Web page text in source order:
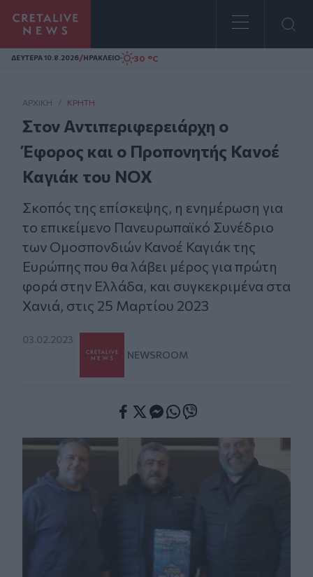
Homepage
ΔΕΥΤΕΡΑ 10.8.2026/ΗΡΑΚΛΕΙΟ 30 °C
ΑΡΧΙΚΗ / ΚΡΉΤΗ
Στον Αντιπεριφερειάρχη ο
Έφορος και ο Προπονητής Κανοέ
Καγιάκ του ΝΟΧ
Σκοπός της επίσκεψης, η ενημέρωση για
το επικείμενο Πανευρωπαϊκό Συνέδριο
των Ομοσπονδιών Κανοέ Καγιάκ της
Ευρώπης που θα λάβει μέρος για πρώτη
φορά στην Ελλάδα, και συγκεκριμένα στα
Χανιά, στις 25 Μαρτίου 2023
03.02.2023
NEWSROOM